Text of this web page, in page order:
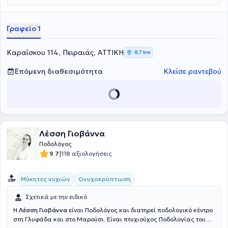
άσκηση, κατά τη διάρκεια των σπουδών της, την έκανε στο Τζάνειο
διάφορες μεθόδους Ρεφλεξολογίας, όπως δυναμική τριγωνική και
Ταϊλανδική για καλύτερη επίτευξη θεραπευτικού αποτελέσματος
Γραφείο 1
Καραΐσκου 114, Πειραιάς, ΑΤΤΙΚΗ 8,7 km
Επόμενη διαθεσιμότητα Κλείσε ραντεβού
Λέσση Γιοβάννα
Ποδολόγος
9.7|118 αξιολογήσεις
Μύκητες νυχιών Ονυχοκρύπτωση
Σχετικά με την ειδικό
Η Λέσση Γιοβάννα είναι Ποδολόγος και διατηρεί ποδολογικό κέντρο
στη Γλυφάδα και στο Μαρούσι. Είναι πτυχιούχος Ποδολογίας του